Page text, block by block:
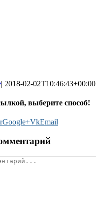
| 2018-02-02T10:46:43+00:00
выберите способ!
Google+VkEmail